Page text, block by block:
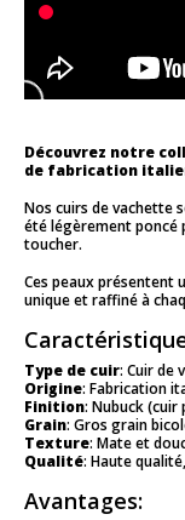
Découvrez notre
de fabrication
Nos cuirs de vachette
été légèrement poncé
toucher.
Ces peaux présentent
unique et raffiné à
Type de cuir: Cuir de
Origine: Fabrication
Finition: Nubuck
Grain: Gros grain
Texture: Mate et
Qualité: Haute
Avantages: